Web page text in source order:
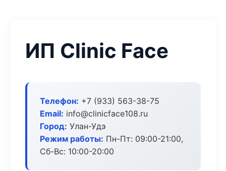
ИП Clinic Face
Телефон: +7 (933) 563-38-75
Email: info@clinicface108.ru
Город: Улан-Удэ
Режим работы: Пн-Пт: 09:00-21:00,
Сб-Вс: 10:00-20:00